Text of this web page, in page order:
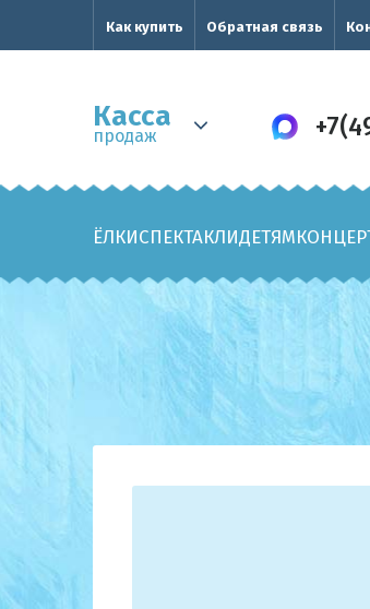
Как купить Обратная связь
Касса
продаж
ЁЛКИСПЕКТАКЛИДЕТЯМ